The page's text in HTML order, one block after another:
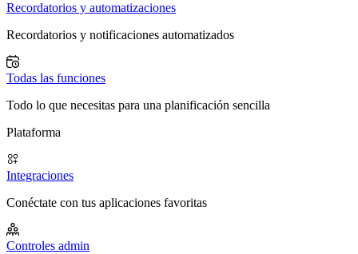
Recordatorios y automatizaciones
Recordatorios y notificaciones automatizados
Todas las funciones
Todo lo que necesitas para una planificación sencilla
Plataforma
Integraciones
Conéctate con tus aplicaciones favoritas
Controles admin